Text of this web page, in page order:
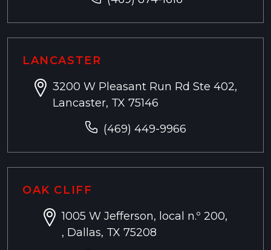
LANCASTER
3200 W Pleasant Run Rd Ste 402,
Lancaster, TX 75146
(469) 449-9966
OAK CLIFF
1005 W Jefferson, local n.º 200,
, Dallas, TX 75208